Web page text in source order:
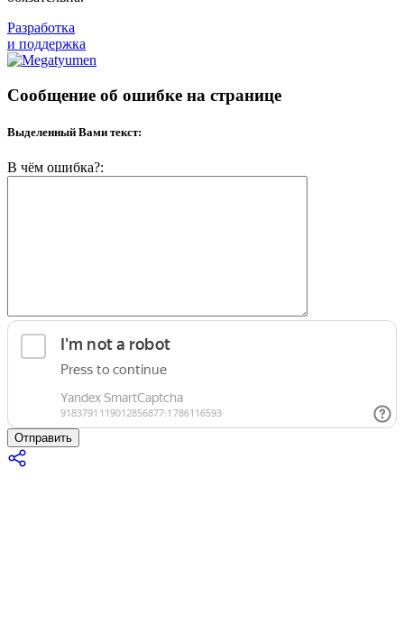
Разработка
и поддержка
Сообщение об ошибке на странице
Выделенный Вами текст:
В чём ошибка?:
Отправить